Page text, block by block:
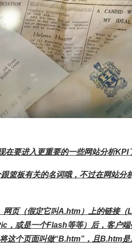
在要进入更重要的一些网站分析KPI
篮板有关的名词哦，不过在网站分
网页（假定它叫A.htm）上的链接
，或是一个Flash等等）后，客户
这个页面叫做“B.htm”，且B.htm